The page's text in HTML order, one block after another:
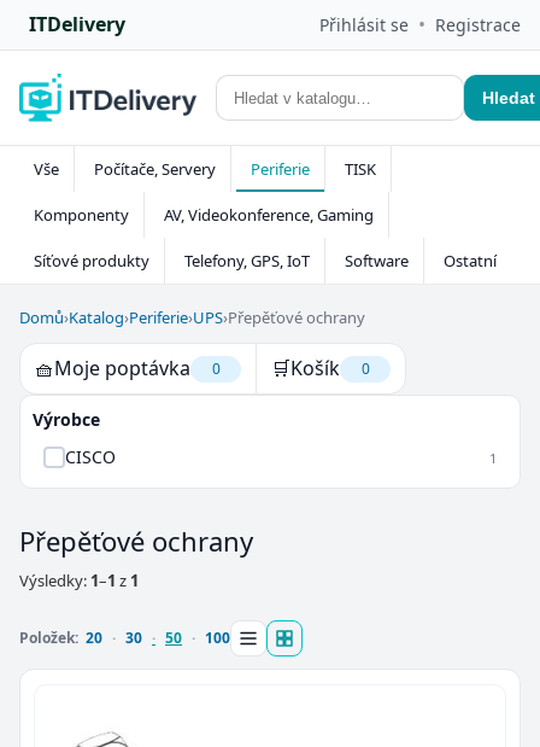
ITDelivery Přihlásit se • Registrace
Hledat
Vše Počítače, Servery Periferie TISK
Komponenty AV, Videokonference, Gaming
Síťové produkty Telefony, GPS, IoT Software Ostatní
Domů›Katalog›Periferie›UPS›Přepěťové ochrany
🧺Moje poptávka 0 🛒Košík 0
Výrobce
CISCO
1
Přepěťové ochrany
Výsledky: 1–1 z 1
Položek: 20 30 50 100